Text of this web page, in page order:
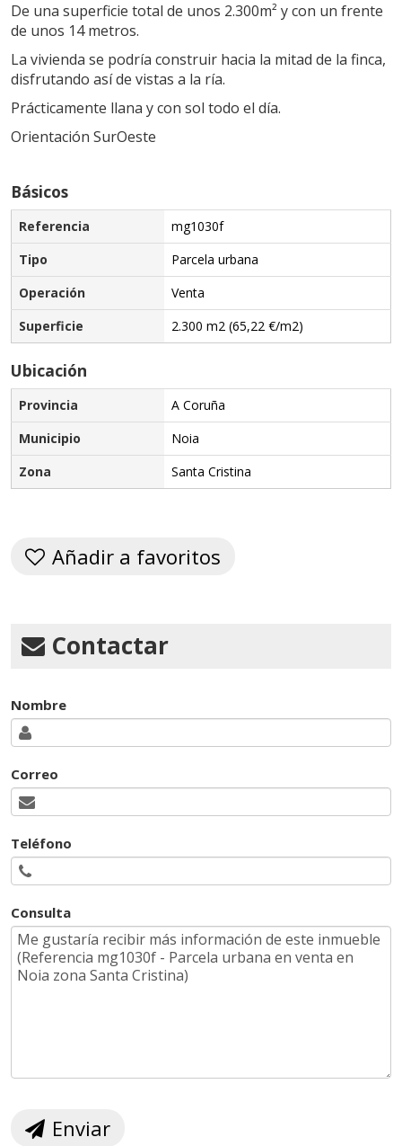
De una superficie total de unos 2.300m² y con un frente
de unos 14 metros.
La vivienda se podría construir hacia la mitad de la finca,
disfrutando así de vistas a la ría.
Prácticamente llana y con sol todo el día.
Orientación SurOeste
Básicos
Referencia
mg1030f
Tipo
Parcela urbana
Operación
Venta
Superficie
2.300 m2 (65,22 €/m2)
Ubicación
Provincia
A Coruña
Municipio
Noia
Zona
Santa Cristina
Añadir a favoritos
Contactar
Nombre
Correo
Teléfono
Consulta
Enviar